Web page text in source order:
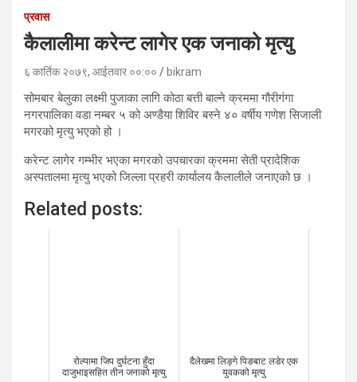
प्रवास
कैलालीमा करेन्ट लागेर एक जनाको मृत्यु
६ कार्तिक २०७९, आईतवार ००:०० bikram
सोमबार बेलुका लक्ष्मी पुजाका लागि कोठा बत्ती बाल्ने क्रममा गौरीगंगा
नगरपालिका वडा नम्बर ५ को अण्डैया शिविर बस्ने ४० वर्षीय गणेश सिजाली
मगरको मृत्यु भएको हो ।
करेन्ट लागेर गम्भीर भएका मगरको उपचारका क्रममा सेती प्रादेशिक
अस्पतालमा मृत्यु भएको जिल्ला प्रहरी कार्यालय कैलालीले जनाएको छ ।
Related posts:
रोल्पामा जिप दुर्घटना हुँदा
दाजुभाइसहित तीन जनाको मृत्यु
दैलेखमा लिङ्गे पिङबाट लडेर एक
युवकको मृत्यु